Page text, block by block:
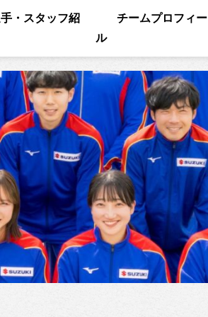
・スタッフ紹
チームプロフィー
ル